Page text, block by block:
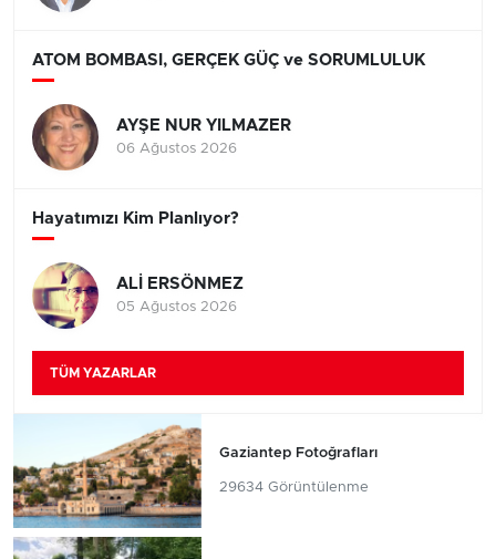
ATOM BOMBASI, GERÇEK GÜÇ ve SORUMLULUK
AYŞE NUR YILMAZER
06 Ağustos 2026
Hayatımızı Kim Planlıyor?
ALİ ERSÖNMEZ
05 Ağustos 2026
TÜM YAZARLAR
Gaziantep Fotoğrafları
29634 Görüntülenme